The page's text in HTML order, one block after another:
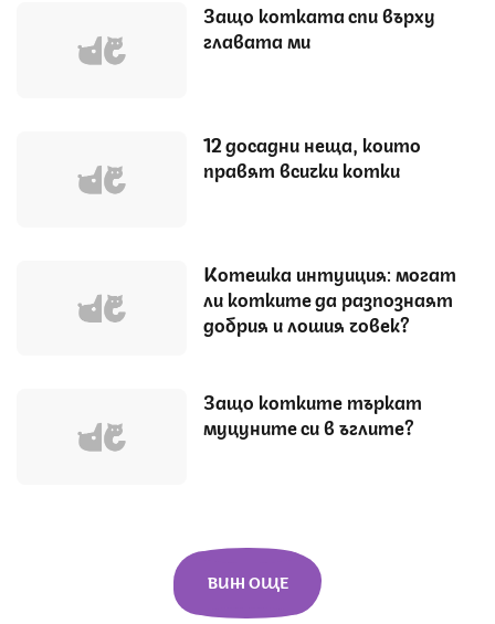
Защо котката спи върху
главата ми
12 досадни неща, които
правят всички котки
Котешка интуиция: могат
ли котките да разпознаят
добрия и лошия човек?
Защо котките търкат
муцуните си в ъглите?
ВИЖ ОЩЕ